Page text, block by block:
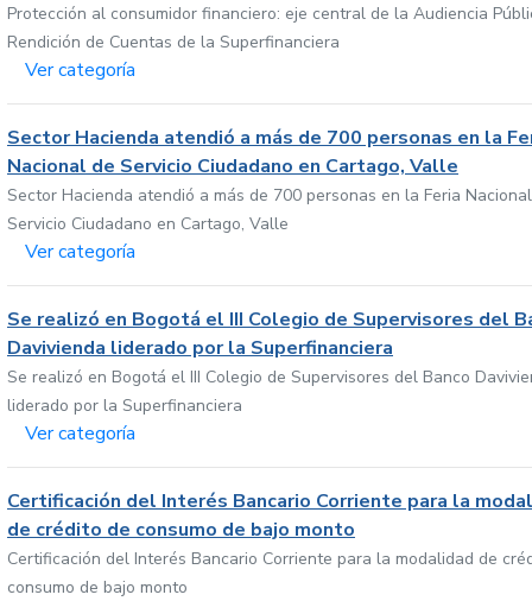
Protección al consumidor financiero: eje central de la Audiencia
Rendición de Cuentas de la Superfinanciera
Ver categoría
Sector Hacienda atendió a más de 700 personas en la
Nacional de Servicio Ciudadano en Cartago, Valle
Sector Hacienda atendió a más de 700 personas en la Feria
Servicio Ciudadano en Cartago, Valle
Ver categoría
Se realizó en Bogotá el III Colegio de Supervisores del
Davivienda liderado por la Superfinanciera
Se realizó en Bogotá el III Colegio de Supervisores del Banco
liderado por la Superfinanciera
Ver categoría
Certificación del Interés Bancario Corriente para la
de crédito de consumo de bajo monto
Certificación del Interés Bancario Corriente para la modalidad de
consumo de bajo monto